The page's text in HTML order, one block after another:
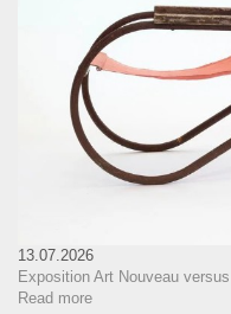
13.07.2026
Exposition Art Nouveau
Read more